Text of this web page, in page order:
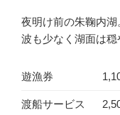
夜明け前の朱鞠内湖
波も少なく湖面は穏
遊漁券
渡船サービス